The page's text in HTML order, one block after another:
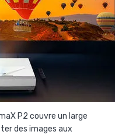
P2 couvre un large
des images aux